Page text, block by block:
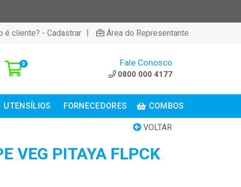
é cliente? - Cadastrar | Área do Representante
0 Fale Conosco
0800 000 4177
UTENSÍLIOS FORNECEDORES COMBOS
VOLTAR
VEG PITAYA FLPCK